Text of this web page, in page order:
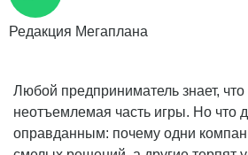
Любой предприниматель знает,
неотъемлемая часть игры. Но что
оправданным: почему одни
Редакция Мегаплана